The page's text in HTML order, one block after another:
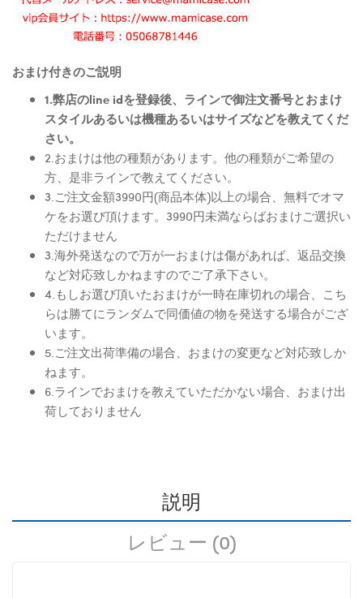
おまけ付きのご説明
1.弊店のline idを登録後、ラインで御注文番号とおまけ
スタイルあるいは機種あるいはサイズなどを教えてくだ
さい。
2.おまけは他の種類があります。他の種類がご希望の
方、是非ラインで教えてください。
3.ご注文金額3990円(商品本体)以上の場合、無料でオマ
ケをお選び頂けます。3990円未満ならばおまけご選択い
ただけません
3.海外発送なので万が一おまけは傷があれば、返品交換
など対応致しかねますのでご了承下さい。
4.もしお選び頂いたおまけが一時在庫切れの場合、こち
らは勝てにランダムで同価値の物を発送する場合がござ
います。
5.ご注文出荷準備の場合、おまけの変更など対応致しか
ねます。
6.ラインでおまけを教えていただかない場合、おまけ出
荷しておりません
説明
レビュー (0)